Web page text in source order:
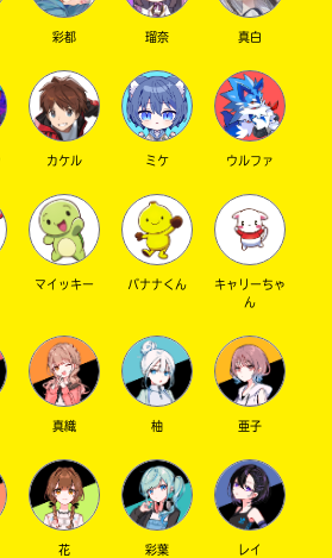
彩都 瑠奈 真白
カケル ミケ ウルファ
マイッキー バナナくん
キャリーちゃ
ん
真織 柚 亜子
花 彩葉 レイ